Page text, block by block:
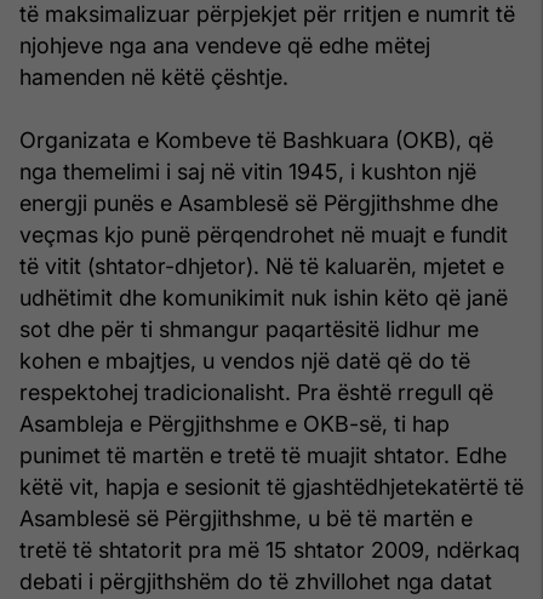
të maksimalizuar përpjekjet për rritjen e numrit të
njohjeve nga ana vendeve që edhe mëtej
hamenden në këtë çështje.
Organizata e Kombeve të Bashkuara (OKB), që
nga themelimi i saj në vitin 1945, i kushton një
energji punës e Asamblesë së Përgjithshme dhe
veçmas kjo punë përqendrohet në muajt e fundit
të vitit (shtator-dhjetor). Në të kaluarën, mjetet e
udhëtimit dhe komunikimit nuk ishin këto që janë
sot dhe për ti shmangur paqartësitë lidhur me
kohen e mbajtjes, u vendos një datë që do të
respektohej tradicionalisht. Pra është rregull që
Asambleja e Përgjithshme e OKB-së, ti hap
punimet të martën e tretë të muajit shtator. Edhe
këtë vit, hapja e sesionit të gjashtëdhjetekatërtë të
Asamblesë së Përgjithshme, u bë të martën e
tretë të shtatorit pra më 15 shtator 2009, ndërkaq
debati i përgjithshëm do të zhvillohet nga datat